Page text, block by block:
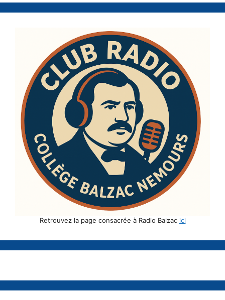
Retrouvez la page consacrée à Radio Balzac ici